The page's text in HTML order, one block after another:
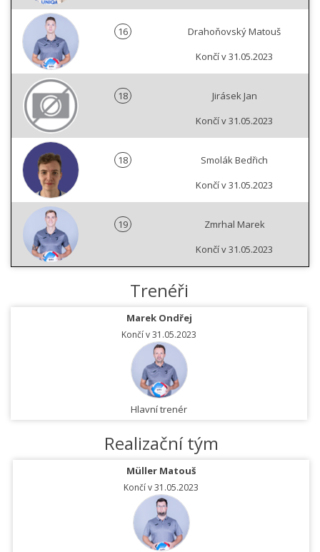
16
Drahoňovský Matouš
Končí v 31.05.2023
18
Jirásek Jan
Končí v 31.05.2023
18
Smolák Bedřich
Končí v 31.05.2023
19
Zmrhal Marek
Končí v 31.05.2023
Trenéři
Marek Ondřej
Končí v 31.05.2023
Hlavní trenér
Realizační tým
Müller Matouš
Končí v 31.05.2023